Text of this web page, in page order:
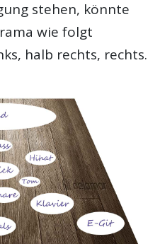
stehen, könnte
wie folgt
halb rechts, rechts.